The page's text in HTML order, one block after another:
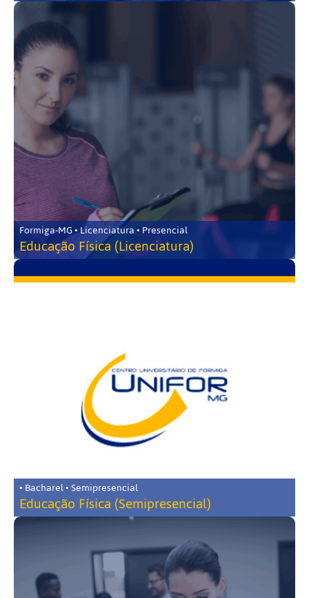
Formiga-MG • Licenciatura • Presencial
Educação Física (Licenciatura)
• Bacharel • Semipresencial
Educação Física (Semipresencial)